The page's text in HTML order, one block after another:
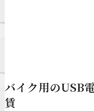
バイク用のUSB
賃